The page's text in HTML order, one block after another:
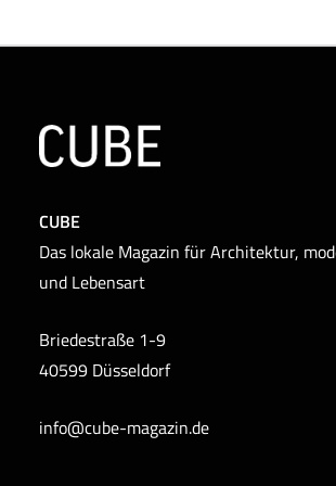
CUBE
Das lokale Magazin für Architektur,
und Lebensart
Briedestraße 1-9
40599 Düsseldorf
info@cube-magazin.de